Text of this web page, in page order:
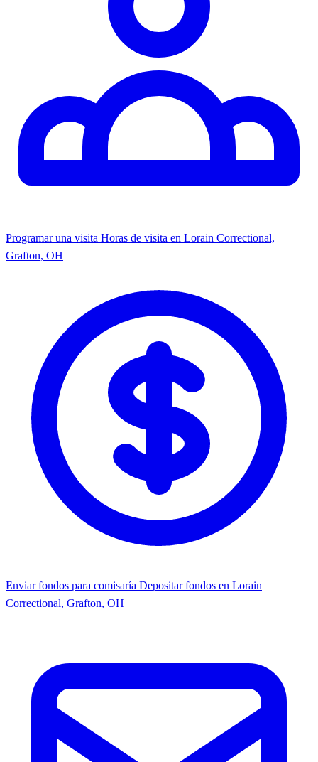
Programar una visita Horas de visita en Lorain Correctional,
Grafton, OH
Enviar fondos para comisaría Depositar fondos en Lorain
Correctional, Grafton, OH